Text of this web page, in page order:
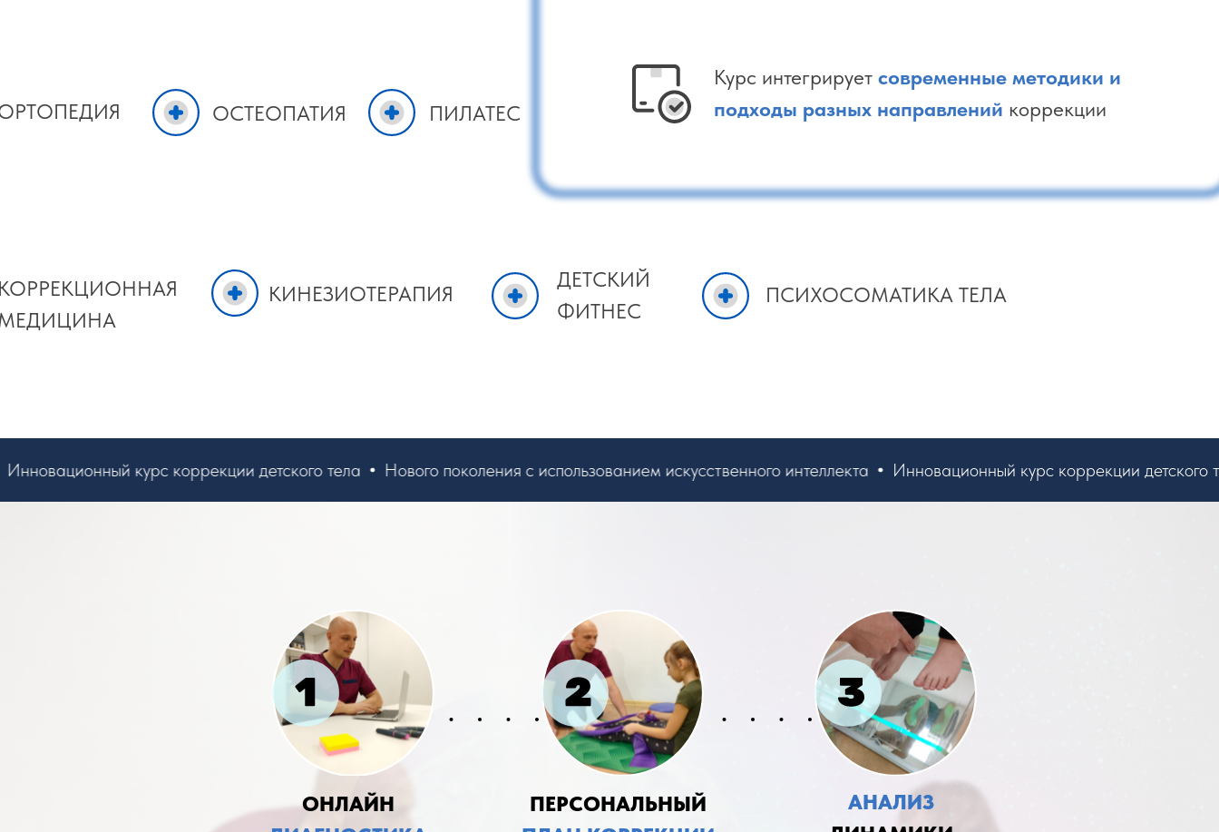
Курс интегрирует современные методики и
подходы разных направлений коррекции
ОСТЕОПАТИЯ
КИНЕЗИОТЕРАПИЯ
ПИЛАТЕС
ДЕТСКИЙ
ФИТНЕС
ПСИХОСОМАТИКА ТЕЛА
курс коррекции детского тела Нового поколения с использованием искусственного интеллекта Инновационный курс коррекции детского тела
ОНЛАЙН
ПЕРСОНАЛЬНЫЙ
АНАЛИЗ